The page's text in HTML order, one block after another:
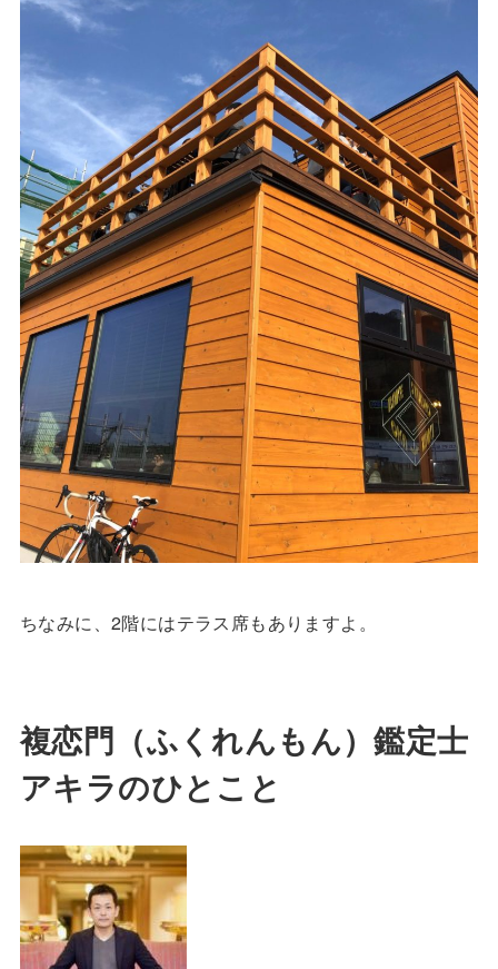
ちなみに、2階にはテラス席もありますよ。
複恋門（ふくれんもん）鑑定士
アキラのひとこと